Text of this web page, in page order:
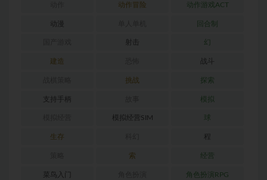
动作冒险 动作游戏ACT
动漫 回合制
射击 幻
建造 战斗
挑战 探索
支持手柄 模拟
模拟经营SIM 球
生存 程
索 经营
菜鸟入门 角色扮演RPG